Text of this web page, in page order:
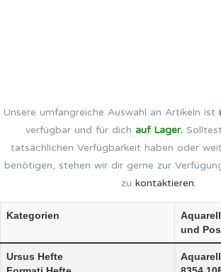
Unsere umfangreiche Auswahl an Artikeln ist
verfügbar und für dich auf Lager.
tatsächlichen Verfügbarkeit haben oder
benötigen, stehen wir dir gerne zur
zu kontaktieren.
Kategorien
und
Ursus Hefte